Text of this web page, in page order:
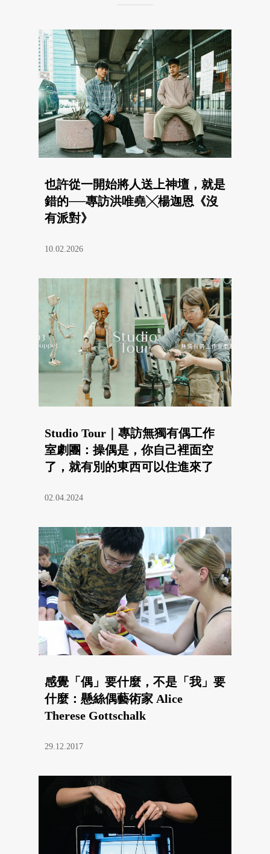
也許從一開始將人送上神壇，就是
錯的──專訪洪唯堯╳楊迦恩《沒
有派對》
10.02.2026
Studio Tour｜專訪無獨有偶工作
室劇團：操偶是，你自己裡面空
了，就有別的東西可以住進來了
02.04.2024
感覺「偶」要什麼，不是「我」要
什麼：懸絲偶藝術家 Alice
Therese Gottschalk
29.12.2017